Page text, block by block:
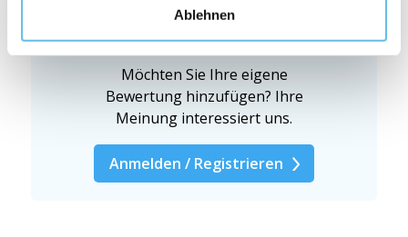
Ablehnen
Aroma-Schmuckstücke
Möchten Sie Ihre eigene
Bewertung hinzufügen? Ihre
Meinung interessiert uns.
Anmelden / Registrieren